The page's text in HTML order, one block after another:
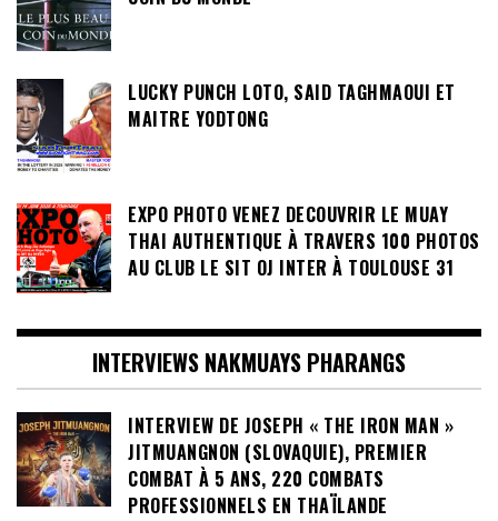
LUCKY PUNCH LOTO, SAID TAGHMAOUI ET
MAITRE YODTONG
EXPO PHOTO VENEZ DECOUVRIR LE MUAY
THAI AUTHENTIQUE À TRAVERS 100 PHOTOS
AU CLUB LE SIT OJ INTER À TOULOUSE 31
INTERVIEWS NAKMUAYS PHARANGS
INTERVIEW DE JOSEPH « THE IRON MAN »
JITMUANGNON (SLOVAQUIE), PREMIER
COMBAT À 5 ANS, 220 COMBATS
PROFESSIONNELS EN THAÏLANDE